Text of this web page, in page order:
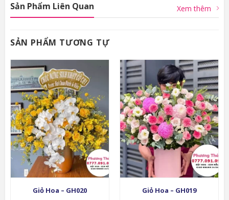
Sản Phẩm Liên Quan Xem thêm
SẢN PHẨM TƯƠNG TỰ
Giỏ Hoa – GH020 Giỏ Hoa – GH019